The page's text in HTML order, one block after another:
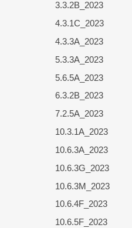
3.3.2B_2023
4.3.1C_2023
4.3.3A_2023
5.3.3A_2023
5.6.5A_2023
6.3.2B_2023
7.2.5A_2023
10.3.1A_2023
10.6.3A_2023
10.6.3G_2023
10.6.3M_2023
10.6.4F_2023
10.6.5F_2023